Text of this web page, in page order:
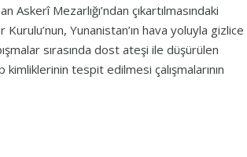
Askerî Mezarlığı’ndan çıkartılmasındaki
Yunanistan’ın hava yoluyla gizlice
sırasında dost ateşi ile düşürülen
kimliklerinin tespit edilmesi çalışmalarının